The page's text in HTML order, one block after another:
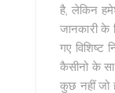
है, लेकिन
जानकारी के
गए
कैसीनो के
कुछ नहीं जो